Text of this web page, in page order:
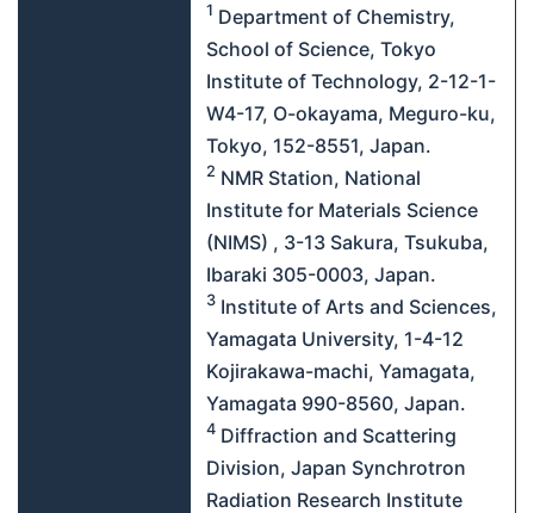
1 Department of Chemistry,
School of Science, Tokyo
Institute of Technology, 2-12-1-
W4-17, O-okayama, Meguro-ku,
Tokyo, 152-8551, Japan.
2 NMR Station, National
Institute for Materials Science
(NIMS) , 3-13 Sakura, Tsukuba,
Ibaraki 305-0003, Japan.
3 Institute of Arts and Sciences,
Yamagata University, 1-4-12
Kojirakawa-machi, Yamagata,
Yamagata 990-8560, Japan.
4 Diffraction and Scattering
Division, Japan Synchrotron
Radiation Research Institute